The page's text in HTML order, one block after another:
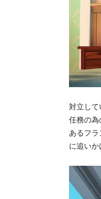
対立して
任務の為
あるフ
に追いか